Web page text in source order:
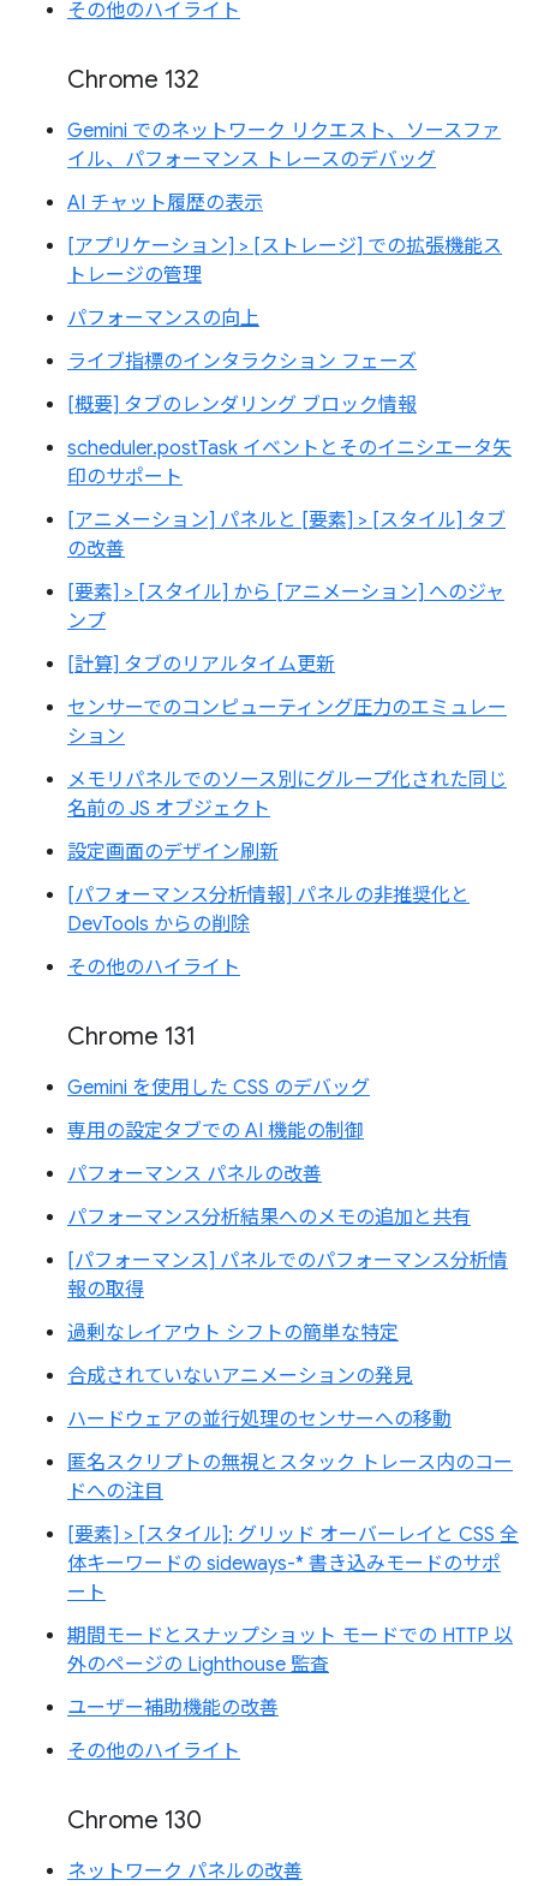
その他のハイライト
Chrome 132
Gemini でのネットワーク リクエスト、ソースファ
イル、パフォーマンス トレースのデバッグ
AI チャット履歴の表示
[アプリケーション] > [ストレージ] での拡張機能ス
トレージの管理
パフォーマンスの向上
ライブ指標のインタラクション フェーズ
[概要] タブのレンダリング ブロック情報
scheduler.postTask イベントとそのイニシエータ矢
印のサポート
[アニメーション] パネルと [要素] > [スタイル] タブ
の改善
[要素] > [スタイル] から [アニメーション] へのジャ
ンプ
[計算] タブのリアルタイム更新
センサーでのコンピューティング圧力のエミュレー
ション
メモリパネルでのソース別にグループ化された同じ
名前の JS オブジェクト
設定画面のデザイン刷新
[パフォーマンス分析情報] パネルの非推奨化と
DevTools からの削除
その他のハイライト
Chrome 131
Gemini を使用した CSS のデバッグ
専用の設定タブでの AI 機能の制御
パフォーマンス パネルの改善
パフォーマンス分析結果へのメモの追加と共有
[パフォーマンス] パネルでのパフォーマンス分析情
報の取得
過剰なレイアウト シフトの簡単な特定
合成されていないアニメーションの発見
ハードウェアの並行処理のセンサーへの移動
匿名スクリプトの無視とスタック トレース内のコー
ドへの注目
[要素] > [スタイル]: グリッド オーバーレイと CSS 全
体キーワードの sideways-* 書き込みモードのサポ
ート
期間モードとスナップショット モードでの HTTP 以
外のページの Lighthouse 監査
ユーザー補助機能の改善
その他のハイライト
Chrome 130
ネットワーク パネルの改善